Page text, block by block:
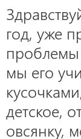
год, уже
проблемы
мы его
детское,
овсянку,